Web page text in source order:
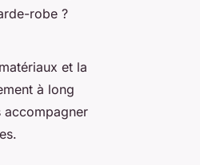
robe ?
et la
à long
accompagner